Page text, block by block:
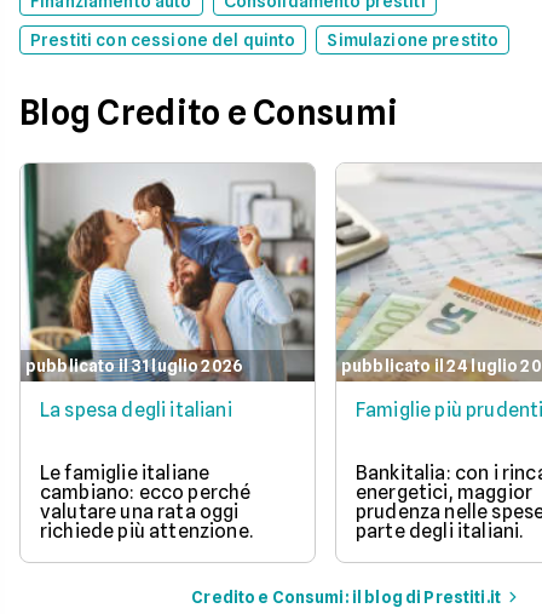
Prestiti con cessione del quinto
Simulazione prestito
Blog Credito e Consumi
pubblicato il 31 luglio 2026
La spesa degli italiani
Le famiglie italiane
cambiano: ecco perché
valutare una rata oggi
richiede più attenzione.
pubblicato il 24 luglio
Famiglie più
Bankitalia: con i
energetici, maggior
prudenza nelle
parte degli italiani.
Credito e Consumi: il blog di Prestiti.it